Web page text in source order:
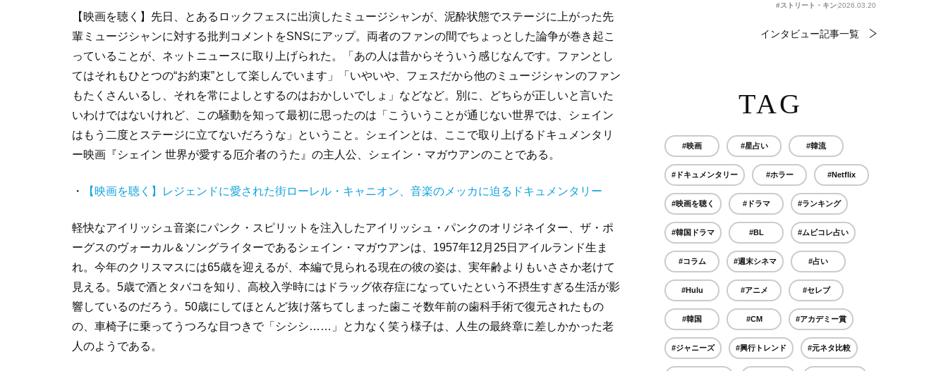
【映画を聴く】先日、とあるロックフェスに出演したミュージシャンが、泥酔状態でステージに上がった先
輩ミュージシャンに対する批判コメントをSNSにアップ。両者のファンの間でちょっとした論争が巻き起こ
っていることが、ネットニュースに取り上げられた。「あの人は昔からそういう感じなんです。ファンとし
てはそれもひとつの“お約束”として楽しんでいます」「いやいや、フェスだから他のミュージシャンのファン
もたくさんいるし、それを常によしとするのはおかしいでしょ」などなど。別に、どちらが正しいと言いた
いわけではないけれど、この騒動を知って最初に思ったのは「こういうことが通じない世界では、シェイン
はもう二度とステージに立てないだろうな」ということ。シェインとは、ここで取り上げるドキュメンタリ
ー映画『シェイン 世界が愛する厄介者のうた』の主人公、シェイン・マガウアンのことである。
・ 【映画を聴く】レジェンドに愛された街ローレル・キャニオン、音楽のメッカに迫るドキュメンタリー
軽快なアイリッシュ音楽にパンク・スピリットを注入したアイリッシュ・パンクのオリジネイター、ザ・ポ
ーグスのヴォーカル＆ソングライターであるシェイン・マガウアンは、1957年12月25日アイルランド生ま
れ。今年のクリスマスには65歳を迎えるが、本編で見られる現在の彼の姿は、実年齢よりもいささか老けて
見える。5歳で酒とタバコを知り、高校入学時にはドラッグ依存症になっていたという不摂生すぎる生活が影
響しているのだろう。50歳にしてほとんど抜け落ちてしまった歯こそ数年前の歯科手術で復元されたもの
の、車椅子に乗ってうつろな目つきで「シシシ……」と力なく笑う様子は、人生の最終章に差しかかった老
人のようである。
#ストリート・キングダム 自分の音を鳴らせ。
2026.03.20
インタビュー記事一覧
TAG
#映画 #星占い #韓流
#ドキュメンタリー #ホラー #Netflix
#映画を聴く #ドラマ #ランキング
#韓国ドラマ #BL #ムビコレ占い
#コラム #週末シネマ #占い
#Hulu #アニメ #セレブ
#韓国 #CM #アカデミー賞
#ジャニーズ #興行トレンド #元ネタ比較